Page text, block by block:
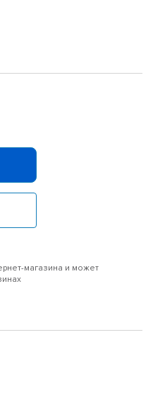
магазина и может